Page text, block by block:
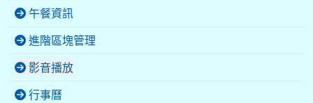
午餐資訊
進階區塊管理
影音播放
行事曆